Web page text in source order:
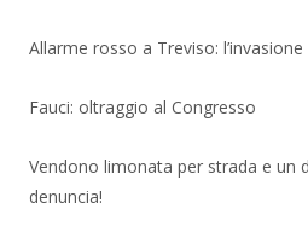
Allarme rosso a Treviso: l’invasione
Fauci: oltraggio al Congresso
Vendono limonata per strada e un
denuncia!